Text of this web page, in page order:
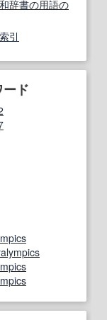
辞書の用語の
引
ド